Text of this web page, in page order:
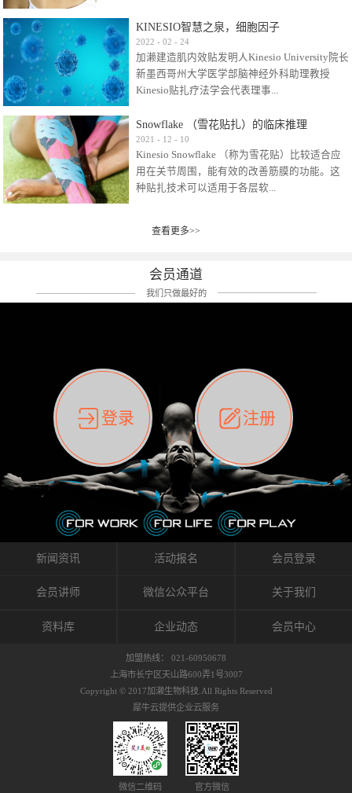
很多，比如试穿件衣服有时都会过敏，特定条
件下吃东西有时也会过敏，难道不吃不穿了？
其他品牌的在此我们不予评价，就KINESIO肌内
效贴布来说，40多年的研究开发制造肌内效贴
比如我本人，几乎天天接触KINESIO肌内效，无
论从皮肤适应性还是本人皮肤本身就不属于不
易过敏的那种，基本不会有过敏瘙痒的情况。
但是，当身体不适、休息不好、持续紧张等特
殊因素的影响下，有时还是会出现瘙痒过敏的
前后后居家近30天左右，感觉日子都日夜颠倒
痛影响走路。当天疼痛部贴了EDF和胃十字，膝
关节贴了半月板贴布。第2天第12肋部的EDF和
消失，贴布也没有出现进一步瘙痒过敏。而膝
关节的半月板贴布张力用的100%，但自始至终
它都很坚强的贴着，没有出现过任何瘙痒的迹
象。不同的条件下，同一个身体，不同的部位
皮肤的敏感度也有不同。因此我们KINESIO要做
的，是在研发生产过程中竭尽全力的降低致敏
性，减少贴布本身带来的致敏率。那到底是什
么原因引起的过敏瘙痒呢？我整理了以下内容
仅供大家参考，希望能给予大家帮助。首先我
们分析解剖下过敏的原因，然后简说一下
KINESIO贴布贴扎后预防应对。我把导致过敏的
原因，简单分为外因和内因。外因1，贴布贴布
括：1）面料的伸展率、回缩率、纤维的刺激
能会给皮肤带来过度的刺激，从而引起过敏瘙
KINESIO智慧之泉，细胞因子
2022 - 02 - 24
加濑建造肌内效贴发明人Kinesio University院长
新墨西哥州大学医学部脑神经外科助理教授
Kinesio贴扎疗法学会代表理事...
Kinesio Taping Association International
（KTAI）名誉会长 身体具有免疫、疼痛、细胞
破坏、发热、修复、增殖、再生等自然愈合能
力。 多作为细胞因子存在于皮肤表皮、真皮、
扎疗法）的效果是通过创造一个环境，使每种
以激发身体的自然愈合能力。 通常，药物会削
弱细胞因子的作用，单方面还会引起副作用的
症状。 与此相比，Kinesio肌内效贴创造了细
的控制仍有许多未知。 细胞因子是一种酵素，
各种各样的酵素起着适当的作用，为细胞创造
了适合居住的环境。 在现代医学上，这种细胞
因子是一种酶的观点往往被否定，但在体内有
有毒细菌和无毒细菌，它们起着保持身体平衡
的作用。 Kinesio肌内效贴不像药物那样在短时
间内表现出症状，而是通过花费时间创造一个
对身体没有伤害（副作用等）的环境来减轻症
状。 但是，由于营养、精神、运动的平衡被破
坏，各种细胞就会发生病态变化。 在一定的状
态下，细胞因子会自动捕捉异常，并在细胞之
间传递适当的修复信息。可以收集各自所需的
因子级联；细胞因子的连锁反应）。 如果这种
者甚至提供不需要的物质。 因此，身体所需的
自然愈合能力不仅不能发挥作用，反而会造成
恶化的环境。Kinesio肌内效贴的作用，就是解
决这些问题。 KinesioTaping ® （Kinesio贴扎
疗法）的概念是空（空间），动（流动），冷
（抑制热的上升），为了实现这些，贴布的质
作出来。 特别地，Kinesio Medical
Tappling®（Kinesio医疗贴扎）通过从皮肤表面
长时间给予适...
Snowflake （雪花贴扎）的临床推理
2021 - 12 - 10
Kinesio Snowflake （称为雪花贴）比较适合应
用在关节周围，能有效的改善筋膜的功能。这
种贴扎技术可以适用于各层软...
组织:肌肉，肌腱，韧带（主要围绕有问题的关
状，而是指贴布本身很重量，以及贴布刺激的
类型。贴布的应用充分利用了体内由间质液组
成的自然流体力学的流体层。这种轻微的刺激
间，还可以在单片贴布上提供支持和深度刺
激。通过对间质液的适当控制，可以连接皮下
筋膜，对关节进行非常轻柔的刺激，增加患部
的治疗区域。 snowflake“雪花”贴布不会妨碍皮
肤上下左右运动，有效的辅助修复关节周围组
织的筋膜。它可以作用于关节或肌肉表面，释
放压力，刺激深层筋膜。“雪花”贴扎疗法是一
种可以改变肌肉、筋膜和间质液之间自然流动
关系的方法。 间质液间质被称为人体的新器
官。研究人员认为，整个身体的网络是由坚韧
且柔软的蛋白质结构所支撑的相互连接的充满
流体的空间构成的。如果作为脏器，这是人体
最大的脏器，约占体重的20%（相比之下，皮
内流通，有助于细胞的再生和恢复。“1”“雪花”
周围进行轻柔的刺激，改善受影响的关节和肌
到辅助修复损伤组织的作用。对组织的营养供
膜，韧带和关节周围皮下组织的关节囊。 流
体力学理论加濑博士-Kinesio肌内效贴布的发明
人流体力学理论是以对日常生活产生反复影响
的纤细筋膜的性质为焦点。 筋膜容易受到外部
查看更多>>
会员通道
我们只做最好的
登录 注册
新闻资讯 活动报名 会员登录
会员讲师 微信公众平台 关于我们
资料库 企业动态 会员中心
加盟热线： 021-60950678
上海市长宁区天山路600弄1号3007
Copyright © 2017加濑生物科技.All Rights Reserved
犀牛云提供企业云服务
微信二维码 官方微信